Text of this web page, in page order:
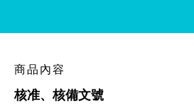
商品內容
核准、核備文號